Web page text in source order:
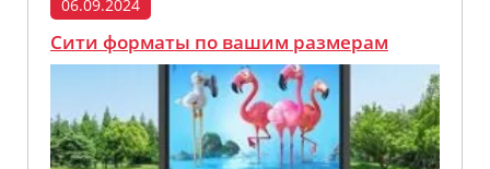
06.09.2024
Сити форматы по вашим размерам